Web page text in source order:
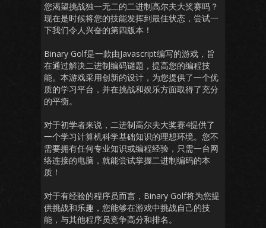
您渴望挑战独一无二的二进制高尔夫大奖赛吗？
现在是时候将您的技能发挥到最佳状态，尝试一
下我们令人兴奋的第四版本！
Binary Golf是一款由Javascript编写的游戏，旨
在通过解决二进制编码谜题，提高您的编程技
能。本游戏采用创新的设计，为您提供了一个优
质的学习平台，并在挑战和娱乐方面取得了充分
的平衡。
对于初学者来说，二进制高尔夫大奖赛4提供了
一个学习计算机科学基础知识的理想环境。您不
需要拥有任何专业知识或编程经验，只需一台网
络连接的电脑，就能尝试掌握二进制编码的本
质！
对于有经验的程序员而言，Binary Golf将为您提
供挑战和乐趣，您能够在游戏中挑战自己的技
能，与其他程序员竞争高分和排名。